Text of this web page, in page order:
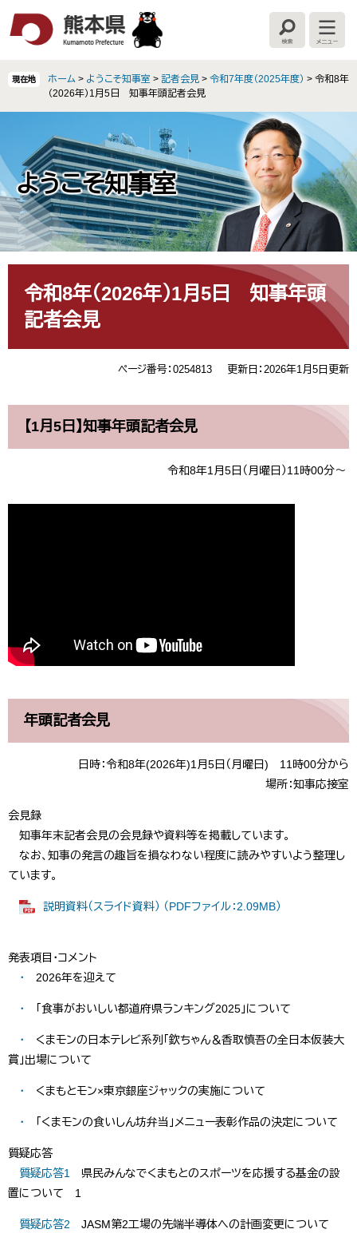
本
文
へ
検
索
メ
ニ
ー
現在地 ホーム > ようこそ知事室 > 記者会見 > 令和7年度（2025年度） > 令和8年
（2026年）1月5日 知事年頭記者会見
ようこそ知事室
令和8年（2026年）1月5日 知事年頭
記者会見
ページ番号：0254813 更新日：2026年1月5日更新
【1月5日】知事年頭記者会見
令和8年1月5日（月曜日）11時00分～
年頭記者会見
日時：令和8年(2026年)1月5日（月曜日) 11時00分から
場所：知事応接室
会見録
知事年末記者会見の会見録や資料等を掲載しています。
なお、知事の発言の趣旨を損なわない程度に読みやすいよう整理し
ています。
説明資料（スライド資料） （PDFファイル：2.09MB）
発表項目・コメント
・
2026年を迎えて
・ 「食事がおいしい都道府県ランキング2025」について
・
くまモンの日本テレビ系列「欽ちゃん＆香取慎吾の全日本仮装大
賞」出場について
・ くまもとモン×東京銀座ジャックの実施について
・ 「くまモンの食いしん坊弁当」メニュー表彰作品の決定について
質疑応答
質疑応答1 県民みんなでくまもとのスポーツを応援する基金の設
置について 1
質疑応答2 JASM第2工場の先端半導体への計画変更について